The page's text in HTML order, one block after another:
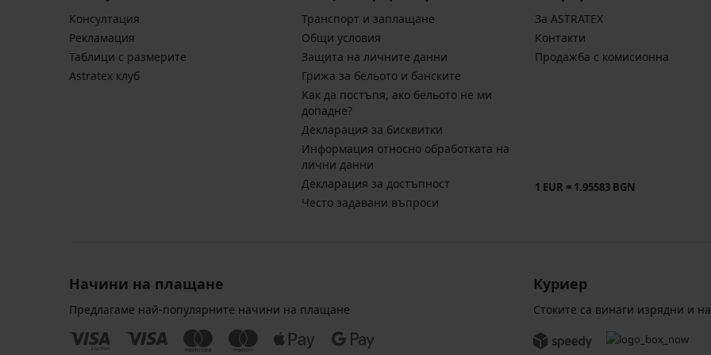
Консултация
Pекламация
Таблици с размерите
Astratex клуб
Транспорт и заплащане
Общи условия
Защита на личните данни
Грижа за бельото и банските
Kак да постъпя, ако бельото не ми
допадне?
Декларация за бисквитки
Информация относно обработката на
лични данни
Декларация за достъпност
Често задавани въпроси
За ASTRATEX
Контакти
Продажба с комисионна
1 EUR = 1.95583 BGN
Начини на плащане
Предлагаме най-популярните начини на плащане
Куриер
Стоките са винаги изрядни и